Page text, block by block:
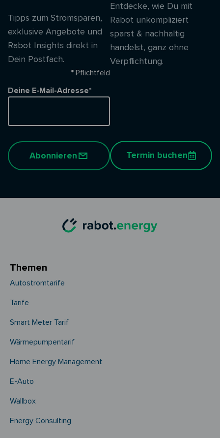
Tipps zum Stromsparen,
exklusive Angebote und
Rabot Insights direkt in
Dein Postfach.
* Pflichtfeld
Deine E-Mail-Adresse*
Abonnieren
Entdecke, wie Du mit
Rabot unkompliziert
sparst & nachhaltig
handelst, ganz ohne
Verpflichtung.
Termin buchen
Themen
Autostromtarife
Tarife
Smart Meter Tarif
Wärmepumpentarif
Home Energy Management
E-Auto
Wallbox
Energy Consulting